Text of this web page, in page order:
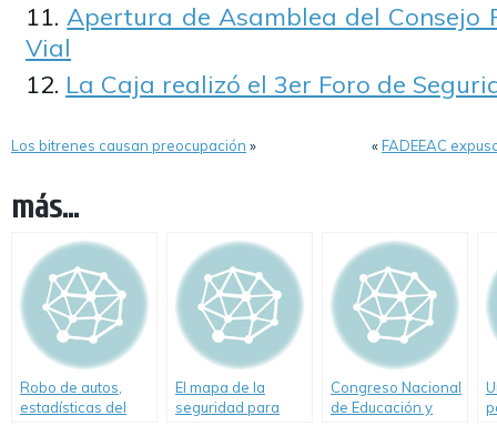
Apertura de Asamblea del Consejo
Vial
La Caja realizó el 3er Foro de
Los bitrenes causan preocupación » «FADEEAC
más...
Robo de autos,
estadísticas del
El mapa de la
seguridad para
Congreso Nacional
de Educación y